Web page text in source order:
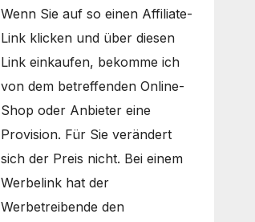
Wenn Sie auf so einen Affiliate-
Link klicken und über diesen
Link einkaufen, bekomme ich
von dem betreffenden Online-
Shop oder Anbieter eine
Provision. Für Sie verändert
sich der Preis nicht. Bei einem
Werbelink hat der
Werbetreibende den